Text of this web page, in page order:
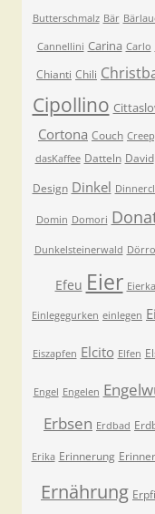
Butterschmalz Bär
Cannellini Carina Carlo
Chianti Chili
Cipollino
Cortona Couch
dasKaffee Datteln David
Design Dinkel
Domin Domori
Dunkelsteinerwald
Efeu Eier
Einlegegurken einlegen
Eiszapfen Elcito Elfen
Engel Engelen
Erbsen Erdbad
Erika Erinnerung
Ernährung Erpfi